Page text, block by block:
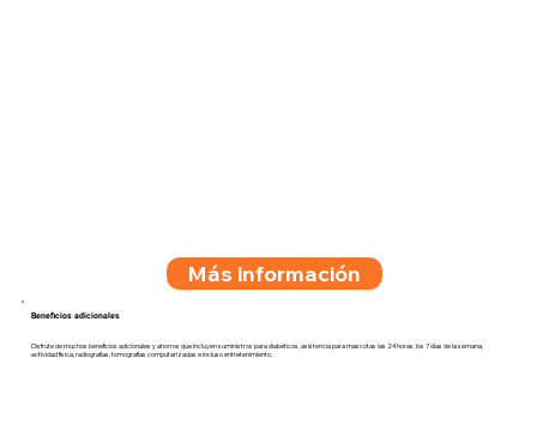
Más información
Beneficios adicionales
Disfrute de muchos beneficios adicionales y ahorros que incluyen suministros para diabéticos, asistencia para mascotas las 24 horas, los 7 días de la semana,
actividad física, radiografías, tomografías computarizadas e incluso entretenimiento.